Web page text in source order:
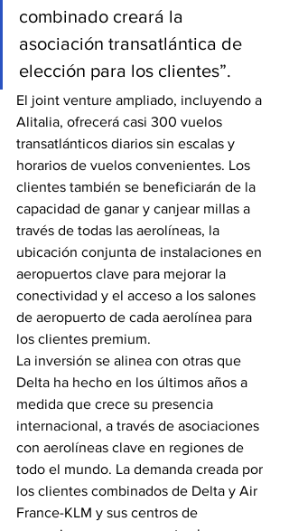
combinado creará la
asociación transatlántica de
elección para los clientes”.
El joint venture ampliado, incluyendo a
Alitalia, ofrecerá casi 300 vuelos
transatlánticos diarios sin escalas y
horarios de vuelos convenientes. Los
clientes también se beneficiarán de la
capacidad de ganar y canjear millas a
través de todas las aerolíneas, la
ubicación conjunta de instalaciones en
aeropuertos clave para mejorar la
conectividad y el acceso a los salones
de aeropuerto de cada aerolínea para
los clientes premium.
La inversión se alinea con otras que
Delta ha hecho en los últimos años a
medida que crece su presencia
internacional, a través de asociaciones
con aerolíneas clave en regiones de
todo el mundo. La demanda creada por
los clientes combinados de Delta y Air
France-KLM y sus centros de